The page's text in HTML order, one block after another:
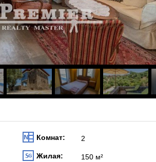
Комнат: 2
Жилая: 150 м²